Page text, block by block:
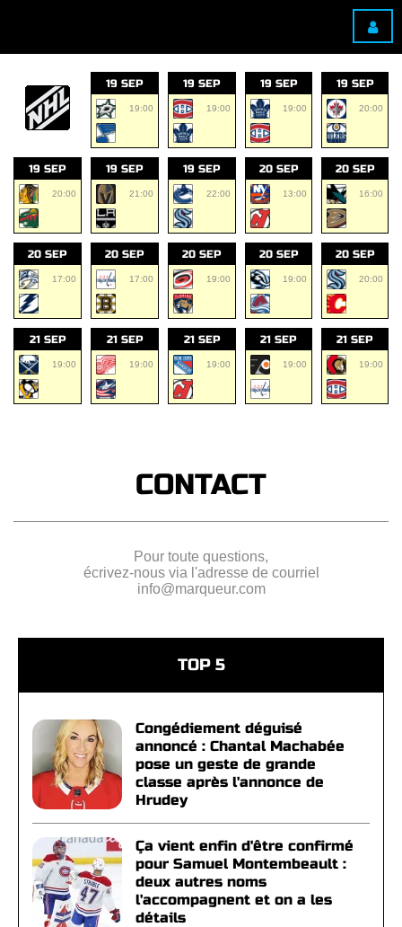
19 SEP
19:00
19 SEP
19:00
19 SEP
19:00
19 SEP
20:00
19 SEP
20:00
19 SEP
21:00
19 SEP
22:00
20 SEP
13:00
20 SEP
16:00
20 SEP
17:00
20 SEP
17:00
20 SEP
19:00
20 SEP
19:00
20 SEP
20:00
21 SEP
19:00
21 SEP
19:00
21 SEP
19:00
21 SEP
19:00
21 SEP
19:00
CONTACT
Pour toute questions,
écrivez-nous via l'adresse de courriel
info@marqueur.com
TOP 5
Congédiement déguisé
annoncé : Chantal Machabée
pose un geste de grande
classe après l'annonce de
Hrudey
Ça vient enfin d'être confirmé
pour Samuel Montembeault :
deux autres noms
l'accompagnent et on a les
détails